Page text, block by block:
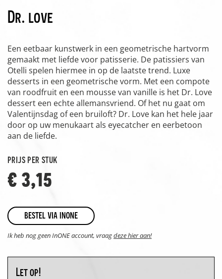
Dr. love
Een eetbaar kunstwerk in een geometrische hartvorm
gemaakt met liefde voor patisserie. De patissiers van
Otelli spelen hiermee in op de laatste trend. Luxe
desserts in een geometrische vorm. Met een compote
van roodfruit en een mousse van vanille is het Dr. Love
dessert een echte allemansvriend. Of het nu gaat om
Valentijnsdag of een bruiloft? Dr. Love kan het hele jaar
door op uw menukaart als eyecatcher en eerbetoon
aan de liefde.
prijs per stuk
€ 3,15
bestel via inone
Ik heb nog geen InONE account, vraagdeze hier aan!
Let op!